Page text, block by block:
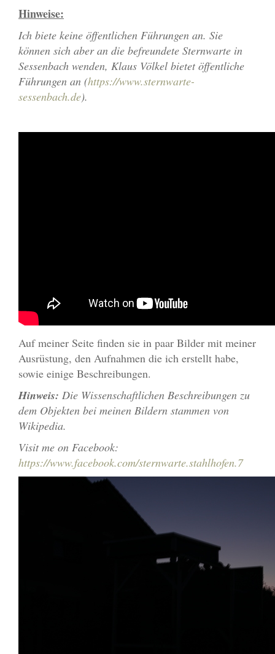
Hinweise:
Ich biete keine öffentlichen Führungen an. Sie
können sich aber an die befreundete Sternwarte in
Sessenbach wenden, Klaus Völkel bietet öffentliche
Führungen an (https://www.sternwarte-
sessenbach.de).
Auf meiner Seite finden sie in paar Bilder mit meiner
Ausrüstung, den Aufnahmen die ich erstellt habe,
sowie einige Beschreibungen.
Hinweis: Die Wissenschaftlichen Beschreibungen zu
dem Objekten bei meinen Bildern stammen von
Wikipedia.
Visit me on Facebook:
https://www.facebook.com/sternwarte.stahlhofen.7